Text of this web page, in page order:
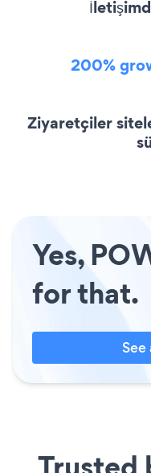
200%
Ziyaretçiler
Yes,
for that.